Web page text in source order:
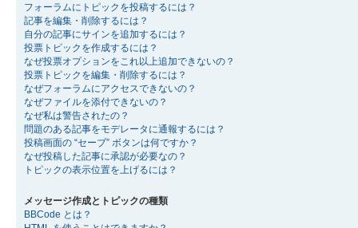
フォーラムにトピックを投稿するには？
記事を編集・削除するには？
自分の記事にサインを追加するには？
投票トピックを作成するには？
なぜ投票オプションをこれ以上追加できないの？
投票トピックを編集・削除するには？
なぜフォーラムにアクセスできないの？
なぜファイルを添付できないの？
なぜ私は警告されたの？
問題のある記事をモデレータに通報するには？
投稿画面の “セーブ” ボタンは何ですか？
なぜ投稿した記事に承認が必要なの？
トピックの表示位置を上げるには？
メッセージ作成とトピックの種類
BBCode とは？